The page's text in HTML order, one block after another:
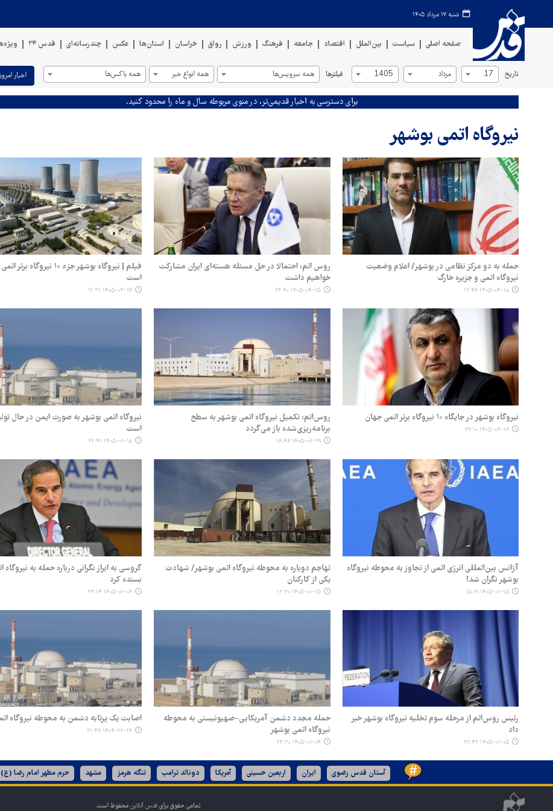
شنبه ۱۷ مرداد ۱۴۰۵
صفحه اصلی سیاست بین‌الملل اقتصاد جامعه فرهنگ ورزش رواق خراسان استان‌ها عکس چندرسانه‌ای قدس ۲۴
تاریخ 17 مرداد 1405 فیلترها همه سرویس‌ها همه انواع خبر همه باکس‌ها اخبار
برای دسترسی به اخبار قدیمی‌تر، در منوی مربوطه سال و ماه را محدود کنید.
نیروگاه اتمی بوشهر
حمله به دو مرکز نظامی در بوشهر/ اعلام وضعیت
نیروگاه اتمی و جزیره خارگ
۱۴۰۵-۰۴-۱۸ ۱۲:۴۶
روس اتم: احتمالا در حل‌ مسئله هسته‌ای ایران مشارکت
خواهیم داشت
۱۴۰۵-۰۴-۱۵ ۲۲:۴۰
فیلم | نیروگاه بوشهر جزء ۱۰ نیروگاه
است
۱۴۰۵-۰۳-۱۷ ۱۱:۳۱
نیروگاه بوشهر در جایگاه ۱۰ نیروگاه برتر اتمی جهان
۱۴۰۵-۰۳-۱۶ ۲۲:۱۰
روس‌اتم: تکمیل نیروگاه اتمی بوشهر به سطح
برنامه‌ریزی‌شده باز می‌گردد
۱۴۰۵-۰۲-۲۹ ۱۶:۴۶
نیروگاه اتمی بوشهر به صورت ایمن در حال
است
۱۴۰۵-۰۱-۱۸ ۲۲:۴۱
آژانس بین‌المللی انرژی اتمی از تجاوز به محوطه نیروگاه
بوشهر نگران شد!
۱۴۰۵-۰۱-۱۵ ۱۸:۱۹
تهاجم دوباره به محوطه نیروگاه اتمی بوشهر/ شهادت
یکی از کارکنان
۱۴۰۵-۰۱-۱۵ ۱۲:۳۰
گروسی به ابراز نگرانی درباره حمله به نیروگاه
بسنده کرد
۱۴۰۵-۰۱-۰۶ ۲۳:۱۴
رئیس روس‌اتم از مرحله سوم تخلیه نیروگاه بوشهر خبر
داد
۱۴۰۵-۰۱-۰۵ ۲۲:۴۲
حمله مجدد دشمن آمریکایی–صهیونیستی به محوطه
نیروگاه اتمی بوشهر
۱۴۰۵-۰۱-۰۴ ۲۳:۲۰
اصابت یک پرتابه دشمن به محوطه نیروگاه
۱۴۰۴-۱۲-۲۶ ۲۱:۴۷
آستان قدس رضوی ایران اربعین حسینی آمریکا دونالد ترامپ تنگه هرمز مشهد حرم مطهر امام رضا (ع)
تمامی حقوق برای قدس آنلاین محفوظ است.